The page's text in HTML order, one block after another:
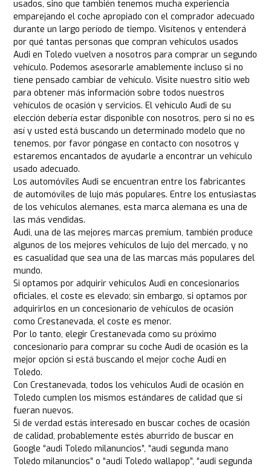
usados, sino que también tenemos mucha experiencia
emparejando el coche apropiado con el comprador adecuado
durante un largo período de tiempo. Visítenos y entenderá
por qué tantas personas que compran vehículos usados
Audi en Toledo vuelven a nosotros para comprar un segundo
vehículo. Podemos asesorarle amablemente incluso si no
tiene pensado cambiar de vehículo. Visite nuestro sitio web
para obtener más información sobre todos nuestros
vehículos de ocasión y servicios. El vehículo Audi de su
elección debería estar disponible con nosotros, pero si no es
así y usted está buscando un determinado modelo que no
tenemos, por favor póngase en contacto con nosotros y
estaremos encantados de ayudarle a encontrar un vehículo
usado adecuado.
Los automóviles Audi se encuentran entre los fabricantes
de automóviles de lujo más populares. Entre los entusiastas
de los vehículos alemanes, esta marca alemana es una de
las más vendidas.
Audi, una de las mejores marcas premium, también produce
algunos de los mejores vehículos de lujo del mercado, y no
es casualidad que sea una de las marcas más populares del
mundo.
Si optamos por adquirir vehículos Audi en concesionarios
oficiales, el coste es elevado; sin embargo, si optamos por
adquirirlos en un concesionario de vehículos de ocasión
como Crestanevada, el coste es menor.
Por lo tanto, elegir Crestanevada como su próximo
concesionario para comprar su coche Audi de ocasión es la
mejor opción si está buscando el mejor coche Audi en
Toledo.
Con Crestanevada, todos los vehículos Audi de ocasión en
Toledo cumplen los mismos estándares de calidad que si
fueran nuevos.
Si de verdad estás interesado en buscar coches de ocasión
de calidad, probablemente estés aburrido de buscar en
Google “audi Toledo milanuncios”, “audi segunda mano
Toledo milanuncios” o “audi Toledo wallapop”, “audi segunda